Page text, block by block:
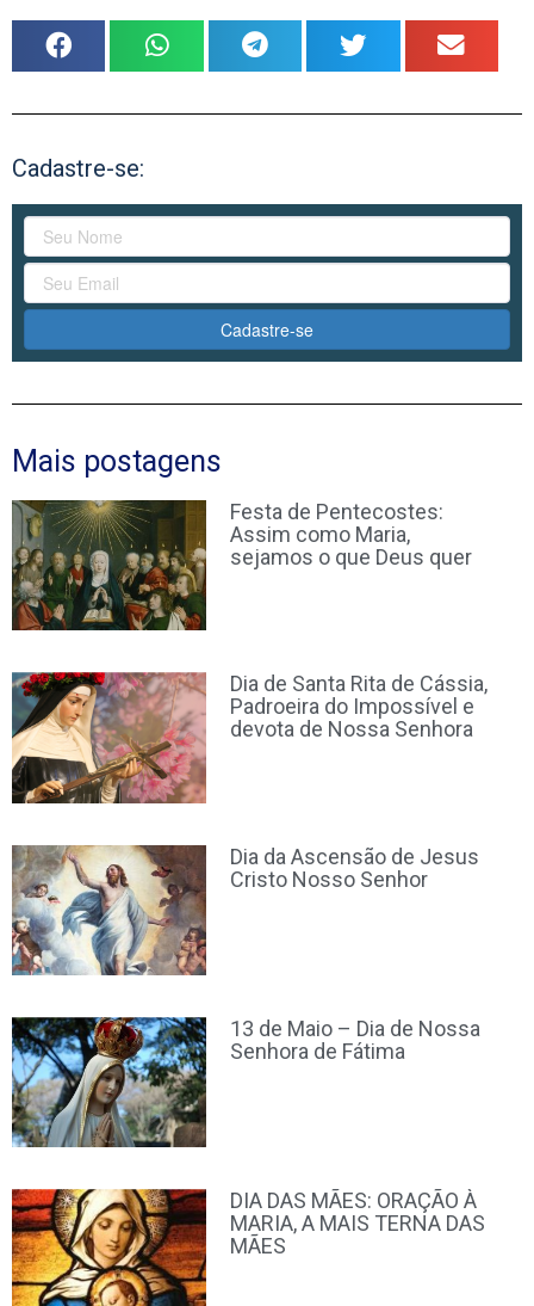
Cadastre-se:
Cadastre-se
Mais postagens
Festa de Pentecostes:
Assim como Maria,
sejamos o que Deus quer
Dia de Santa Rita de Cássia,
Padroeira do Impossível e
devota de Nossa Senhora
Dia da Ascensão de Jesus
Cristo Nosso Senhor
13 de Maio – Dia de Nossa
Senhora de Fátima
DIA DAS MÃES: ORAÇÃO À
MARIA, A MAIS TERNA DAS
MÃES